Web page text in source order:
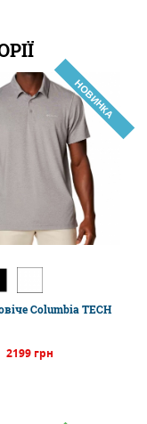
НОВИНКА
Columbia TECH
2199 грн